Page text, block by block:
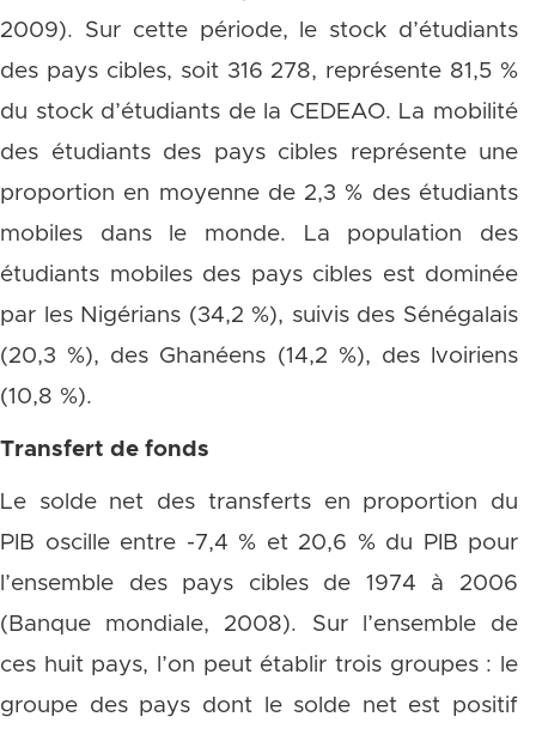
2009). Sur cette période, le stock d’étudiants
des pays cibles, soit 316 278, représente 81,5 %
du stock d’étudiants de la CEDEAO. La mobilité
des étudiants des pays cibles représente une
proportion en moyenne de 2,3 % des étudiants
mobiles dans le monde. La population des
étudiants mobiles des pays cibles est dominée
par les Nigérians (34,2 %), suivis des Sénégalais
(20,3 %), des Ghanéens (14,2 %), des Ivoiriens
(10,8 %).
Transfert de fonds
Le solde net des transferts en proportion du
PIB oscille entre -7,4 % et 20,6 % du PIB pour
l’ensemble des pays cibles de 1974 à 2006
(Banque mondiale, 2008). Sur l’ensemble de
ces huit pays, l’on peut établir trois groupes : le
groupe des pays dont le solde net est positif